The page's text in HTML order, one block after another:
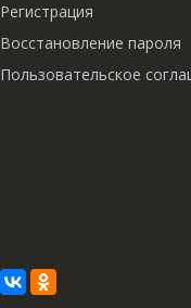
Регистрация
Восстановление пароля
Пользовательское